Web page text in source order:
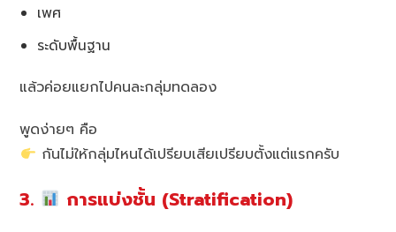
เพศ
ระดับพื้นฐาน
แล้วค่อยแยกไปคนละกลุ่มทดลอง
พูดง่ายๆ คือ
กันไม่ให้กลุ่มไหนได้เปรียบเสียเปรียบตั้งแต่แรกครับ
3. การแบ่งชั้น (Stratification)